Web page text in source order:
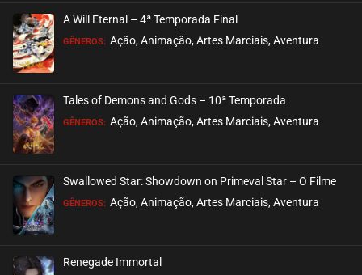
A Will Eternal – 4ª Temporada Final
GÊNEROS: Ação, Animação, Artes Marciais, Aventura
Tales of Demons and Gods – 10ª Temporada
GÊNEROS: Ação, Animação, Artes Marciais, Aventura
Swallowed Star: Showdown on Primeval Star – O Filme
GÊNEROS: Ação, Animação, Artes Marciais, Aventura
Renegade Immortal